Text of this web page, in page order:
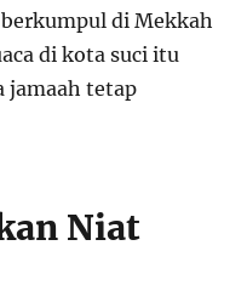
di Mekkah
di kota suci itu
jamaah tetap
Niat